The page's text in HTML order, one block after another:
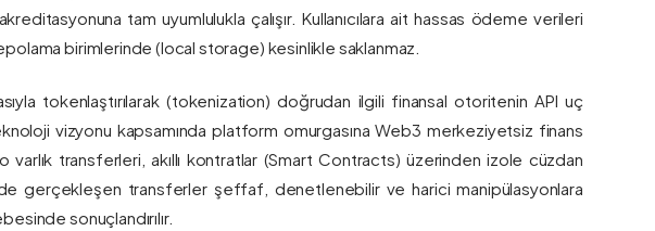
tam uyumlulukla çalışır. Kullanıcılara ait hassas ödeme verileri
birimlerinde (local storage) kesinlikle saklanmaz.
tokenlaştırılarak (tokenization) doğrudan ilgili finansal otoritenin API uç
vizyonu kapsamında platform omurgasına Web3 merkeziyetsiz finans
transferleri, akıllı kontratlar (Smart Contracts) üzerinden izole cüzdan
gerçekleşen transferler şeffaf, denetlenebilir ve harici manipülasyonlara
sonuçlandırılır.